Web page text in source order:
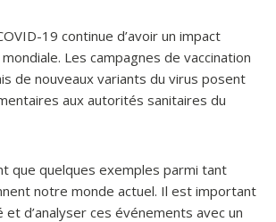
19 continue d’avoir un impact
mondiale. Les campagnes de vaccination
de nouveaux variants du virus posent
aux autorités sanitaires du
que quelques exemples parmi tant
notre monde actuel. Il est important
d’analyser ces événements avec un